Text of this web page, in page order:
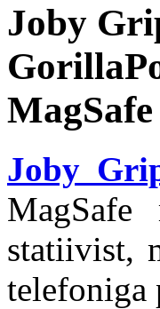
Joby
MagSafe
Joby
MagSafe
statiivist,
telefoniga